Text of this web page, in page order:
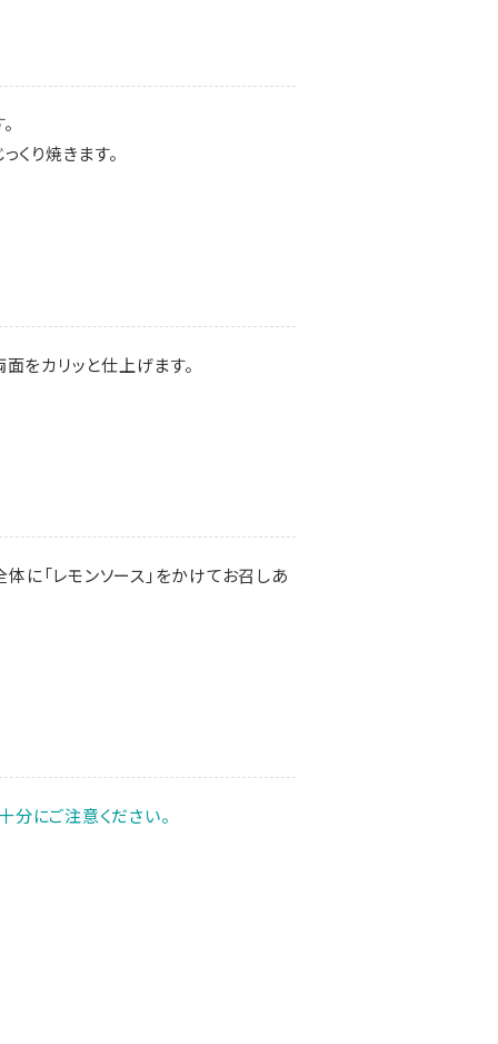
くり焼きます。
をカリッと仕上げます。
に「レモンソース」をかけてお召しあ
にご注意ください。